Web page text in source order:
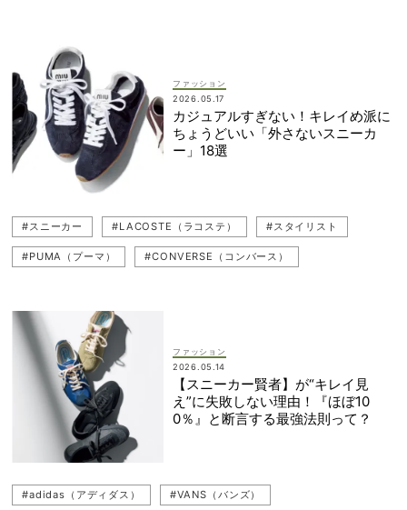
#Onitsuka Tiger（オニツカタイガー）
#スタイリスト
ファッション
2026.05.17
カジュアルすぎない！キレイめ派に
ちょうどいい「外さないスニーカ
ー」18選
#スニーカー #LACOSTE（ラコステ） #スタイリスト
#PUMA（プーマ） #CONVERSE（コンバース）
#adidas（アディダス）
#Onitsuka Tiger（オニツカタイガー）
ファッション
2026.05.14
【スニーカー賢者】が“キレイ見
え”に失敗しない理由！『ほぼ10
0％』と断言する最強法則って？
#adidas（アディダス） #VANS（バンズ）